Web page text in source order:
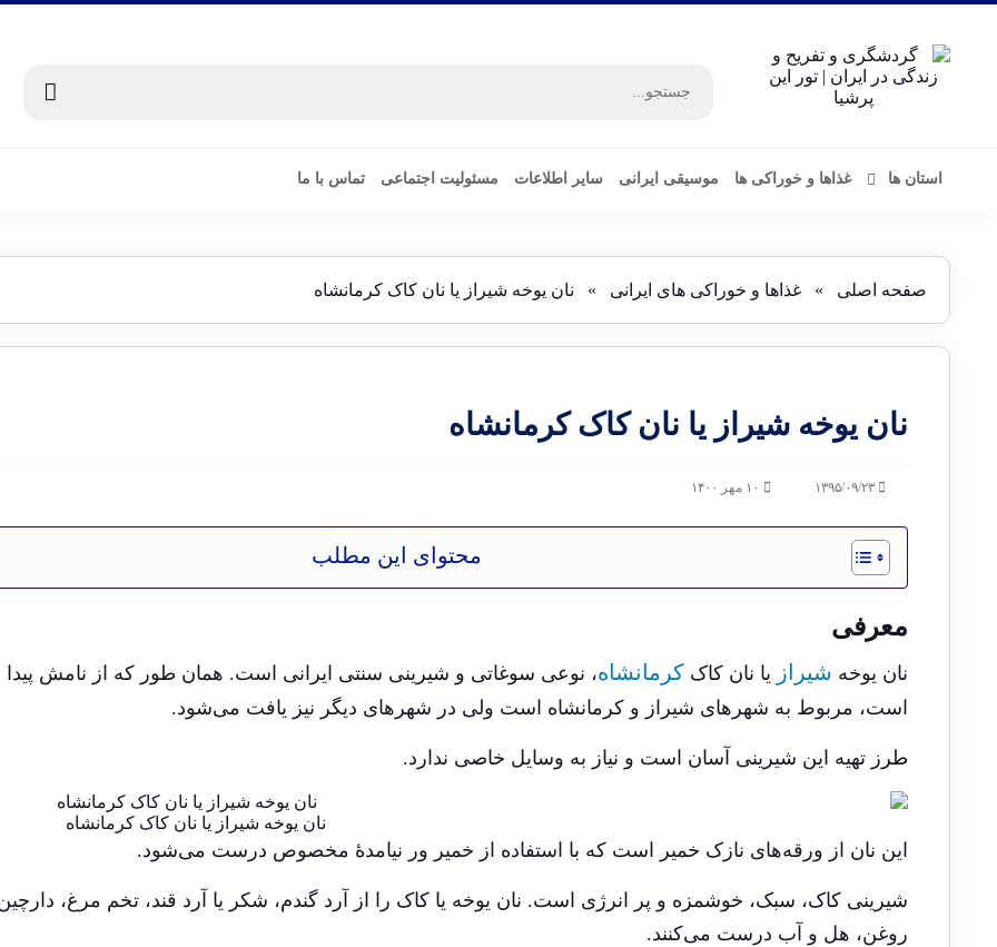
استان ها غذاها و خوراکی ها موسیقی ایرانی سایر اطلاعات مسئولیت اجتماعی تماس با ما
صفحه اصلی » غذاها و خوراکی های ایرانی » نان یوخه شیراز یا نان کاک کرمانشاه
نان یوخه شیراز یا نان کاک کرمانشاه
۱۳۹۵/۰۹/۲۳ ۱۰ مهر ۱۴۰۰
محتوای این مطلب
معرفی
نان یوخه شیراز یا نان کاککرمانشاه، نوعی سوغاتی و شیرینی سنتی ایرانی است. همان طور که از نامش پیدا
است، مربوط به شهرهای شیراز و کرمانشاه است ولی در شهرهای دیگر نیز یافت می‌شود.
طرز تهیه این شیرینی آسان است و نیاز به وسایل خاصی ندارد.
نان یوخه شیراز یا نان کاک کرمانشاه
این نان از ورقه‌های نازک خمیر است که با استفاده از خمیر ور نیامدۀ مخصوص درست می‌شود.
شیرینی کاک، سبک، خوشمزه و پر انرژی است. نان یوخه یا کاک را از آرد گندم، شکر یا آرد قند، تخم مرغ،
روغن، هل و آب درست می‌کنند.